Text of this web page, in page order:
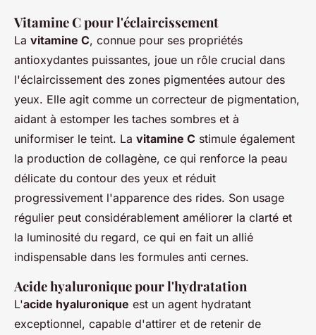
Vitamine C pour l'éclaircissement
La vitamine C, connue pour ses propriétés
antioxydantes puissantes, joue un rôle crucial dans
l'éclaircissement des zones pigmentées autour des
yeux. Elle agit comme un correcteur de pigmentation,
aidant à estomper les taches sombres et à
uniformiser le teint. La vitamine C stimule également
la production de collagène, ce qui renforce la peau
délicate du contour des yeux et réduit
progressivement l'apparence des rides. Son usage
régulier peut considérablement améliorer la clarté et
la luminosité du regard, ce qui en fait un allié
indispensable dans les formules anti cernes.
Acide hyaluronique pour l'hydratation
L'acide hyaluronique est un agent hydratant
exceptionnel, capable d'attirer et de retenir de